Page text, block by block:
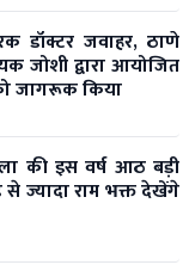
डॉक्टर जवाहर, ठाणे
जोशी द्वारा आयोजित
जागरूक किया
की इस वर्ष आठ बड़ी
से ज्यादा राम भक्त देखेंगे